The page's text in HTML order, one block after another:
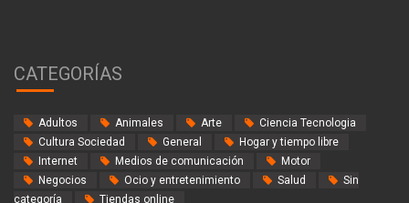
CATEGORÍAS
Adultos Animales Arte
Ciencia Tecnologia
Cultura Sociedad
General
Hogar y tiempo libre
Internet
Medios de comunicación
Motor
Negocios
Ocio y entretenimiento Salud
Sin
categoría
Tiendas online